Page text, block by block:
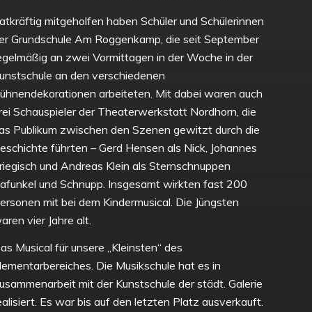
mitgeholfen haben Schüler und Schülerinnen
Grundschule Am Roggenkamp, die seit September
an zwei Vormittagen in der Woche in der
an den verschiedenen
arbeiteten. Mit dabei waren auch
Schauspieler der Theaterwerkstatt Nordhorn, die
Publikum zwischen den Szenen gewitzt durch die
führten – Gerd Hensen als Nick, Johannes
und Andreas Klein als Sternschnuppen
und Schnupp. Insgesamt wirkten fast 200
mit bei dem Kindermusical. Die Jüngsten
vier Jahre alt.
Musical für unsere „Kleinsten“ des
Die Musikschule hat es in
mit der Kunstschule der städt. Galerie
Es war bis auf den letzten Platz ausverkauft.